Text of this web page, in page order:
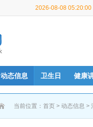
2026-08-08 05:20:01
动态信息 卫生日 健康
当前位置： 首页 > 动态信息 >